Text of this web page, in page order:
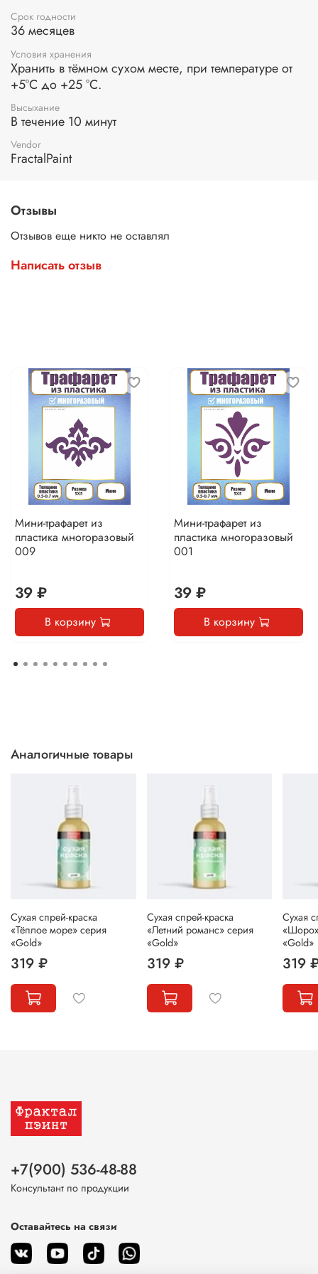
Срок годности
36 месяцев
Условия хранения
Хранить в тёмном сухом месте, при температуре от
+5°С до +25 °С.
Высыхание
В течение 10 минут
Vendor
FractalPaint
Отзывы
Отзывов еще никто не оставлял
Написать отзыв
Мини-трафарет из
пластика многоразовый
009
39 ₽
В корзину
Мини-трафарет из
пластика многоразовый
001
39 ₽
В корзину
Аналогичные товары
Сухая спрей-краска
«Тёплое море» серия
«Gold»
319 ₽
Сухая спрей-краска
«Летний романс» серия
«Gold»
319 ₽
Сухая
«Шорох
«Gold»
319
+7(900) 536-48-88
Консультант по продукции
Оставайтесь на связи